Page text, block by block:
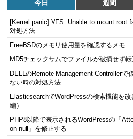
今日 週間
[Kernel panic] VFS: Unable to mount root
対処方法
FreeBSDのメモリ使用量を確認するメモ
MD5チェックサムでファイルが破損せず
DELLのRemote Management Controllerで
ない時の対処方法
ElasticsearchでWordPressの検索機能を
編）
PHP8以降で表示されるWordPressの「
on null」を修正する